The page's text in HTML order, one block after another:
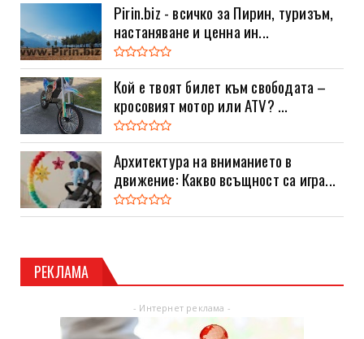
Pirin.biz - всичко за Пирин, туризъм,
настаняване и ценна ин...
Кой е твоят билет към свободата –
кросовият мотор или ATV? ...
Архитектура на вниманието в
движение: Какво всъщност са игра...
РЕКЛАМА
- Интернет реклама -